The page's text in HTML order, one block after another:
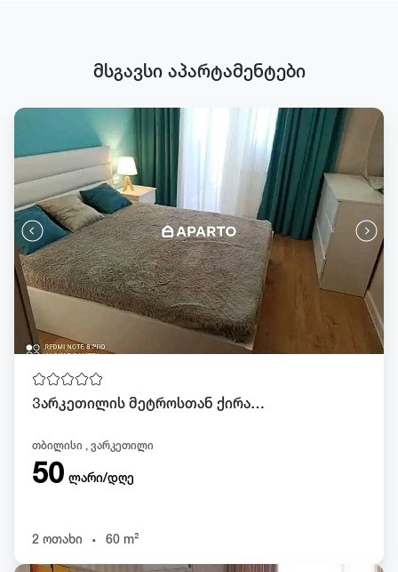
მსგავსი აპარტამენტები
Ვარკეთილის მეტროსთან ქირაბდება ბინა დღიურად და სათობრივად
თბილისი , ვარკეთილი
50 ლარი/დღე
2 ოთახი . 60 m²